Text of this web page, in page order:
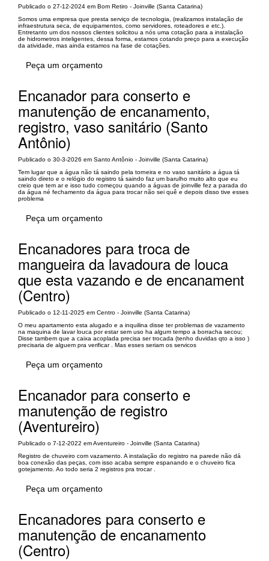
Publicado o 27-12-2024 em Bom Retiro - Joinville (Santa Catarina)
Somos uma empresa que presta serviço de tecnologia, (realizamos instalação de
infraestrutura seca, de equipamentos, como servidores, roteadores e etc.).
Entretanto um dos nossos clientes solicitou a nós uma cotação para a instalação
de hidrometros inteligentes, dessa forma, estamos cotando preço para a execução
da atividade, mas ainda estamos na fase de cotações.
Peça um orçamento
Encanador para conserto e
manutenção de encanamento,
registro, vaso sanitário (Santo
Antônio)
Publicado o 30-3-2026 em Santo Antônio - Joinville (Santa Catarina)
Tem lugar que a água não tá saindo pela torneira e no vaso sanitário a água tá
saindo direto e o relógio do registro tá saindo faz um barulho muito alto que eu
creio que tem ar e isso tudo começou quando a águas de joinville fez a parada do
da água né fechamento da água para trocar não sei quê e depois disso tive esses
problema
Peça um orçamento
Encanadores para troca de
mangueira da lavadoura de louca
que esta vazando e de encanament
(Centro)
Publicado o 12-11-2025 em Centro - Joinville (Santa Catarina)
O meu apartamento esta alugado e a inquilina disse ter problemas de vazamento
na maquina de lavar louca por estar sem uso ha algum tempo a borracha secou;
Disse tambem que a caixa acoplada precisa ser trocada (tenho duvidas qto a isso )
precisaria de alguem pra verificar . Mas esses seriam os servicos
Peça um orçamento
Encanador para conserto e
manutenção de registro
(Aventureiro)
Publicado o 7-12-2022 em Aventureiro - Joinville (Santa Catarina)
Registro de chuveiro com vazamento. A instalação do registro na parede não dá
boa conexão das peças, com isso acaba sempre espanando e o chuveiro fica
gotejamento. Ao todo seria 2 registros pra trocar .
Peça um orçamento
Encanadores para conserto e
manutenção de encanamento
(Centro)